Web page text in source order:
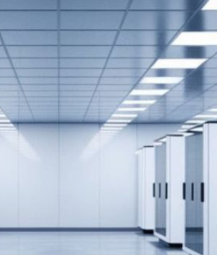
עם
האינטגרטורים
והמהנדסים
שלכם.
מוצרים
מוכחים:
שאנחנו
מספקים
הוא בעל
תקני איכות